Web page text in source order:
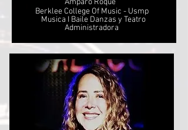
Amparo Roque
Berklee College Of Music - Usmp
Musica I Baile Danzas y Teatro
Administradora